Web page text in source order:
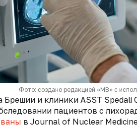
Фото: создано редакцией «МВ» с
Брешии и клиники ASST Spedali
пациентов с
в Journal of Nuclear